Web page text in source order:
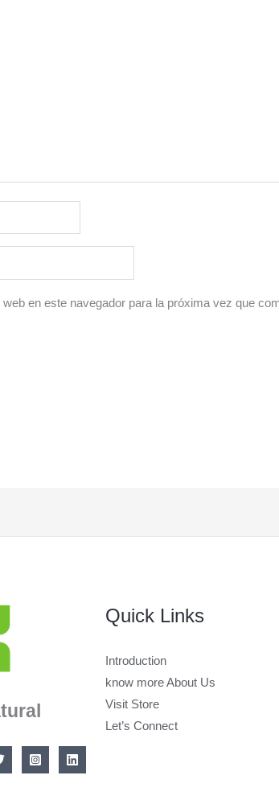
en este navegador para la próxima vez que
Quick Links
Introduction
know more About Us
Visit Store
Let’s Connect